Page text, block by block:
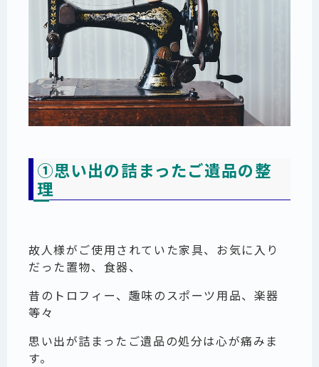
①思い出の詰まったご遺品の整
理
故人様がご使用されていた家具、お気に入り
だった置物、食器、
昔のトロフィー、趣味のスポーツ用品、楽器
等々
思い出が詰まったご遺品の処分は心が痛みま
す。